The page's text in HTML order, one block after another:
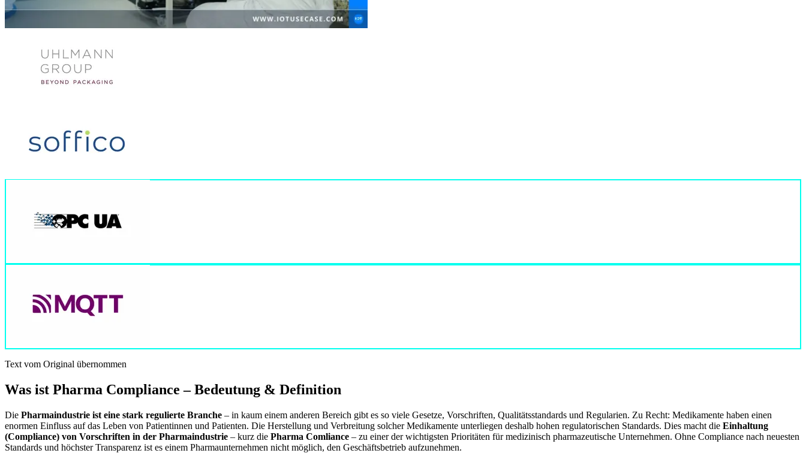
Text vom Original übernommen
Was ist Pharma Compliance – Bedeutung & Definition
Die Pharmaindustrie ist eine stark regulierte Branche – in kaum einem anderen Bereich gibt es so viele Gesetze, Vorschriften, Qualitätsstandards und Regularien. Zu Recht: Medikamente haben einen
enormen Einfluss auf das Leben von Patientinnen und Patienten. Die Herstellung und Verbreitung solcher Medikamente unterliegen deshalb hohen regulatorischen Standards. Dies macht die Einhaltung
(Compliance) von Vorschriften in der Pharmaindustrie – kurz die Pharma Comliance – zu einer der wichtigsten Prioritäten für medizinisch pharmazeutische Unternehmen. Ohne Compliance nach neuesten
Standards und höchster Transparenz ist es einem Pharmaunternehmen nicht möglich, den Geschäftsbetrieb aufzunehmen.